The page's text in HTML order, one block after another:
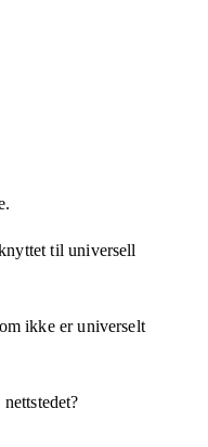
til universell
ikke er universelt